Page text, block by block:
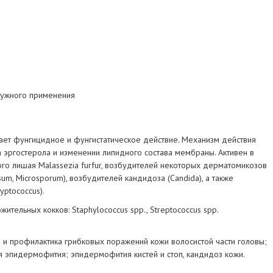
применения
фунгицидное и фунгистатическое действие. Механизм действия
эргостерола и изменении липидного состава мембраны. Активен в
лишая Malassezia furfur, возбудителей некоторых дерматомикозов
Microsporum), возбудителей кандидоза (Candida), а также
кокков: Staphylococcus spp., Streptococcus spp.
профилактика грибковых поражений кожи волосистой части головы;
эпидермофития кистей и стоп, кандидоз кожи.